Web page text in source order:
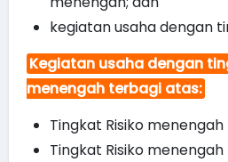
kegiatan usaha dengan
Kegiatan usaha dengan
menengah terbagi atas:
Tingkat Risiko
Tingkat Risiko menengah